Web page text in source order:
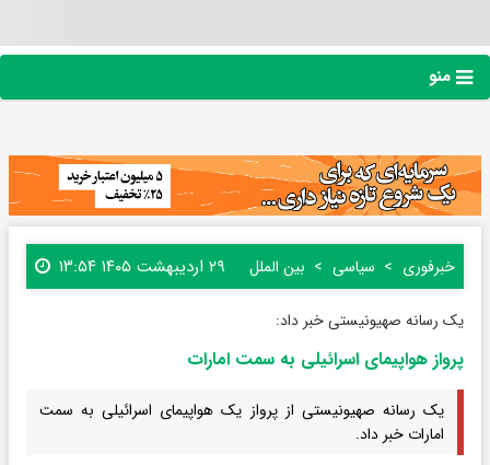
منو
خبرفوری سیاسی بین الملل ۲۹ اردیبهشت ۱۴۰۵ ۱۳:۵۴
یک رسانه صهیونیستی خبر داد:
پرواز هواپیمای اسرائیلی به سمت امارات
یک رسانه صهیونیستی از پرواز یک هواپیمای اسرائیلی به سمت
امارات خبر داد.